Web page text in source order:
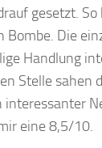
gesetzt.
Die
Handlung
Stelle sahen
eine 8,5/10.